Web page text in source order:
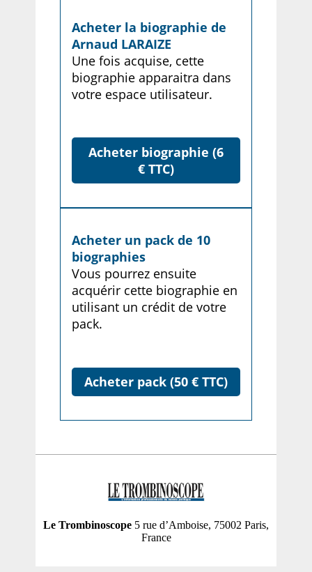
Acheter la biographie de
Arnaud LARAIZE
Une fois acquise, cette
biographie apparaitra dans
votre espace utilisateur.
Acheter biographie (6
€ TTC)
Acheter un pack de 10
biographies
Vous pourrez ensuite
acquérir cette biographie en
utilisant un crédit de votre
pack.
Acheter pack (50 € TTC)
Le Trombinoscope 5 rue d’Amboise, 75002 Paris,
France